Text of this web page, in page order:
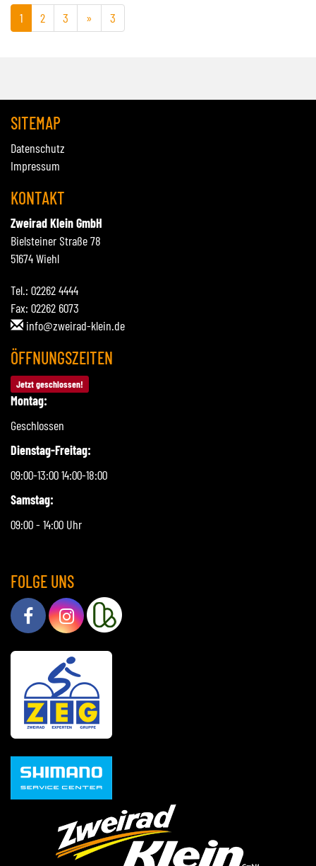
1 2 3 » 3
SITEMAP
Datenschutz
Impressum
KONTAKT
Zweirad Klein GmbH
Bielsteiner Straße 78
51674 Wiehl
Tel.: 02262 4444
Fax: 02262 6073
info@zweirad-klein.de
ÖFFNUNGSZEITEN
Jetzt geschlossen!
Montag:
Geschlossen
Dienstag-Freitag:
09:00-13:00 14:00-18:00
Samstag:
09:00 - 14:00 Uhr
FOLGE UNS